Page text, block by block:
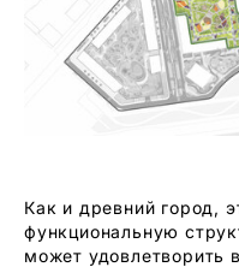
Как и древний город,
функциональную
может удовлетворить